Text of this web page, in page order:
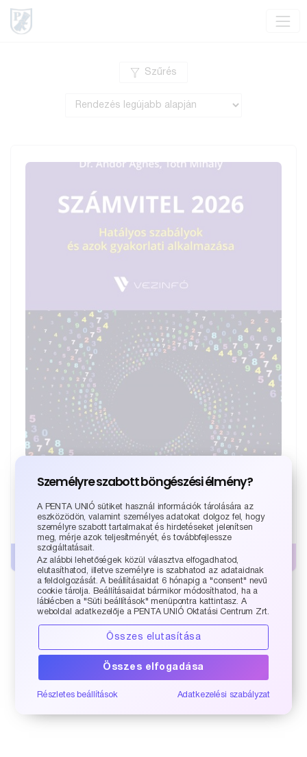
Szűrés
15 000Ft
Kosárba teszem
Személyre szabott böngészési élmény?
A PENTA UNIÓ sütiket használ információk tárolására az
eszközödön, valamint személyes adatokat dolgoz fel, hogy
személyre szabott tartalmakat és hirdetéseket jelenítsen
meg, mérje azok teljesítményét, és továbbfejlessze
szolgáltatásait.
Az alábbi lehetőségek közül választva elfogadhatod,
elutasíthatod, illetve személyre is szabhatod az adataidnak
a feldolgozását. A beállításaidat 6 hónapig a "consent" nevű
cookie tárolja. Beállításaidat bármikor módosíthatod, ha a
láblécben a "Süti beállítások" menüpontra kattintasz. A
weboldal adatkezelője a PENTA UNIÓ Oktatási Centrum Zrt.
Összes elutasítása
Összes elfogadása
Részletes beállítások Adatkezelési szabályzat